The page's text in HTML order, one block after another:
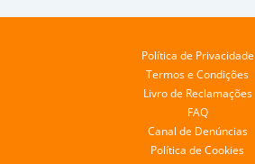
Política de Privacidade
Termos e Condições
Livro de Reclamações
FAQ
Canal de Denúncias
Política de Cookies